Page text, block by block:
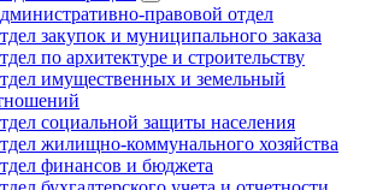
правовой отдел
закупок и муниципального заказа
по архитектуре и строительству
имущественных и земельный
социальной защиты населения
жилищно-коммунального хозяйства
финансов и бюджета